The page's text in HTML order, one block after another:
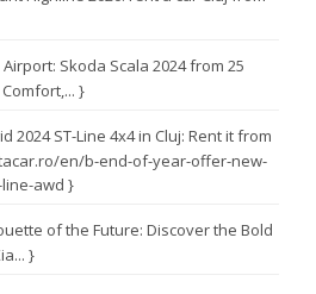
Skoda Scala 2024 from 25
}
2024 ST-Line 4x4 in Cluj: Rent it from
en/b-end-of-year-offer-new-
awd }
of the Future: Discover the Bold
}